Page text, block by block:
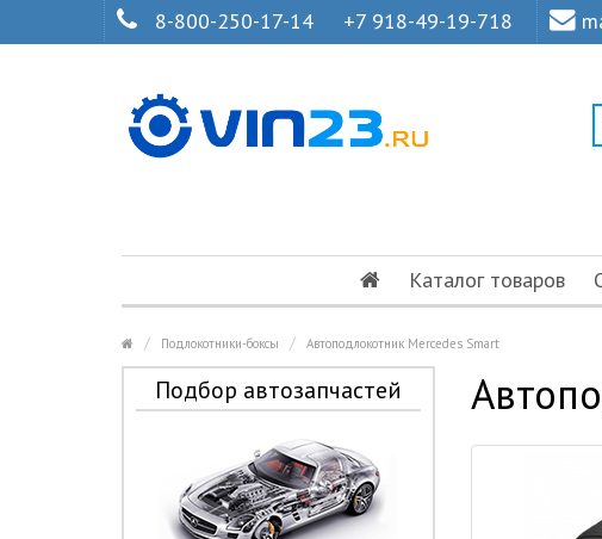
8-800-250-17-14 +7 918-49-19-718
Каталог товаров
Подлокотники-боксы Автоподлокотник Mercedes Smart
Подбор автозапчастей